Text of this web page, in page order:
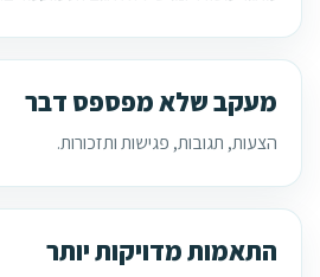
מעקב שלא מפספס דבר
הצעות, תגובות, פגישות ותזכורות.
התאמות מדויקות יותר